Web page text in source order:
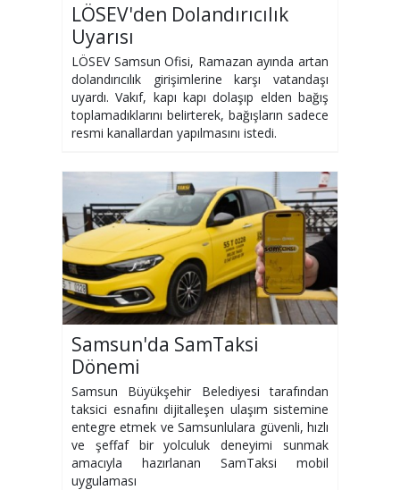
LÖSEV'den Dolandırıcılık
Uyarısı
LÖSEV Samsun Ofisi, Ramazan ayında artan
dolandırıcılık girişimlerine karşı vatandaşı
uyardı. Vakıf, kapı kapı dolaşıp elden bağış
toplamadıklarını belirterek, bağışların sadece
resmi kanallardan yapılmasını istedi.
Samsun'da SamTaksi
Dönemi
Samsun Büyükşehir Belediyesi tarafından
taksici esnafını dijitalleşen ulaşım sistemine
entegre etmek ve Samsunlulara güvenli, hızlı
ve şeffaf bir yolculuk deneyimi sunmak
amacıyla hazırlanan SamTaksi mobil
uygulaması